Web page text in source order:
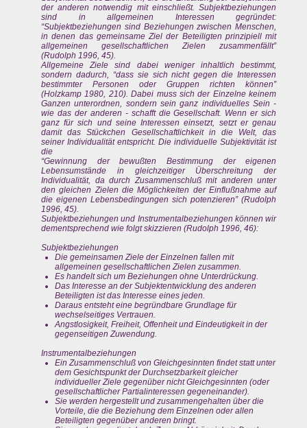
der anderen notwendig mit einschließt. Subjektbeziehungen
sind in allgemeinen Interessen gegründet:
“Subjektbeziehungen sind Beziehungen zwischen Menschen,
in denen das gemeinsame Ziel der Beteiligten prinzipiell mit
allgemeinen gesellschaftlichen Zielen zusammenfällt”
(Rudolph 1996, 45).
Allgemeine Ziele sind dabei weniger inhaltlich bestimmt,
sondern dadurch, “dass sie sich nicht gegen die Interessen
bestimmter Personen oder Gruppen richten können”
(Holzkamp 1980, 210). Dabei muss sich der Einzelne keinem
Ganzen unterordnen, sondern sein ganz individuelles Sein -
wie das der anderen - schafft die Gesellschaft. Wenn er sich
ganz für sich und seine Interessen einsetzt, setzt er genau
damit das Stückchen Gesellschaftlichkeit in die Welt, das
seiner Individualität entspricht. Die individuelle Subjektivität ist
die
“Gewinnung der bewußten Bestimmung der eigenen
Lebensumstände in gleichzeitiger Überschreitung der
Individualität, da durch Zusammenschluß mit anderen unter
den gleichen Zielen die Möglichkeiten der Einflußnahme auf
die eigenen Lebensbedingungen sich potenzieren” (Rudolph
1996, 45).
Subjektbeziehungen und Instrumentalbeziehungen können wir
dementsprechend wie folgt skizzieren (Rudolph 1996, 46):
Subjektbeziehungen
Die gemeinsamen Ziele der Einzelnen fallen mit
allgemeinen gesellschaftlichen Zielen zusammen.
Es handelt sich um Beziehungen ohne Unterdrückung.
Das Interesse an der Subjektentwicklung des anderen
Beteiligten ist das Interesse eines jeden.
Daraus entsteht eine begründbare Grundlage für
wechselseitiges Vertrauen.
Angstlosigkeit, Freiheit, Offenheit und Eindeutigkeit in der
gegenseitigen Zuwendung.
Instrumentalbeziehungen
Ein Zusammenschluß von Gleichgesinnten findet statt unter
dem Gesichtspunkt der Durchsetzbarkeit gleicher
individueller Ziele gegenüber nicht Gleichgesinnten (oder
gesellschaftlicher Partialinteressen gegeneinander).
Sie werden hergestellt und zusammengehalten über die
Vorteile, die die Beziehung dem Einzelnen oder allen
Beteiligten gegenüber anderen bringt.